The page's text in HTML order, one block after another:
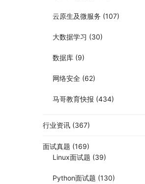
云原生及微服务 (107)
大数据学习 (30)
数据库 (9)
网络安全 (62)
马哥教育快报 (434)
行业资讯 (367)
面试真题 (169)
Linux面试题 (39)
Python面试题 (130)